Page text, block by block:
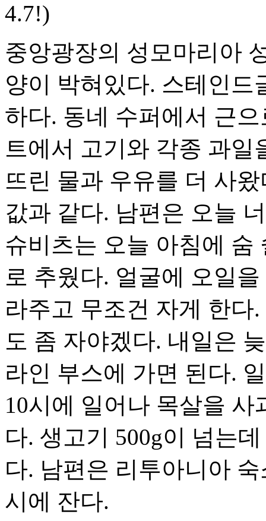
4.7!)
중앙광장의 성모마리아
양이 박혀있다. 스테인드
하다. 동네 수퍼에서 근
트에서 고기와 각종 과일
뜨린 물과 우유를 더 사
값과 같다. 남편은 오늘
슈비츠는 오늘 아침에 숨
로 추웠다. 얼굴에 오일
라주고 무조건 자게 한다
도 좀 자야겠다. 내일은
라인 부스에 가면 된다.
10시에 일어나 목살을
다. 생고기 500g이 넘는
다. 남편은 리투아니아
시에 잔다.